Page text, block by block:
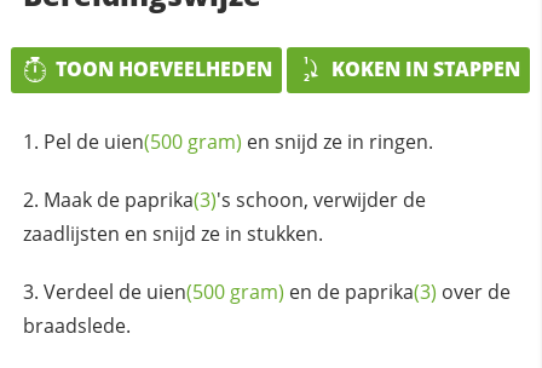
TOON HOEVEELHEDEN KOKEN IN STAPPEN
Pel de uien(500 gram) en snijd ze in ringen.
Maak de paprika(3)'s schoon, verwijder de
zaadlijsten en snijd ze in stukken.
Verdeel de uien(500 gram) en de paprika(3) over de
braadslede.